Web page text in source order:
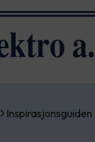
Inspirasjonsguiden